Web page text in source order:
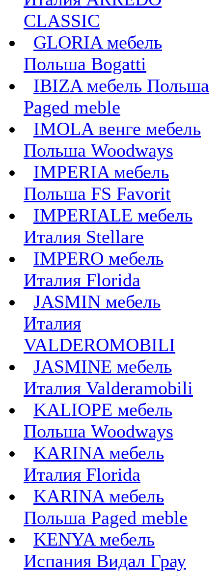
CLASSIC
GLORIA мебель
Польша Bogatti
IBIZA мебель Польша
Paged meble
IMOLA венге мебель
Польша Woodways
IMPERIA мебель
Польша FS Favorit
IMPERIALE мебель
Италия Stellare
IMPERO мебель
Италия Florida
JASMIN мебель
Италия
VALDEROMOBILI
JASMINE мебель
Италия Valderamobili
KALIOPE мебель
Польша Woodways
KARINA мебель
Италия Florida
KARINA мебель
Польша Paged meble
KENYA мебель
Испания Видал Грау